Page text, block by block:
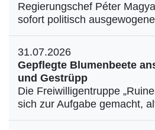
Regierungschef Péter
sofort politisch
31.07.2026
Gepflegte Blumenbeete
und Gestrüpp
Die Freiwilligentruppe
sich zur Aufgabe gemacht,